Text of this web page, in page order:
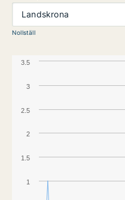
Landskrona
Nollställ
1
1.5
2
2.5
3
3.5